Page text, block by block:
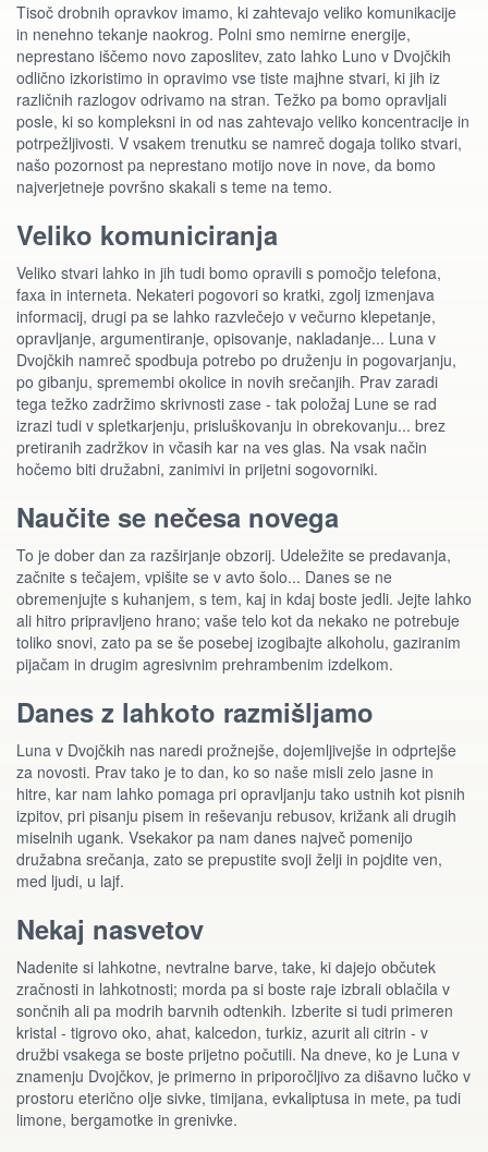
Tisoč drobnih opravkov imamo, ki zahtevajo veliko komunikacije
in nenehno tekanje naokrog. Polni smo nemirne energije,
neprestano iščemo novo zaposlitev, zato lahko Luno v Dvojčkih
odlično izkoristimo in opravimo vse tiste majhne stvari, ki jih iz
različnih razlogov odrivamo na stran. Težko pa bomo opravljali
posle, ki so kompleksni in od nas zahtevajo veliko koncentracije in
potrpežljivosti. V vsakem trenutku se namreč dogaja toliko stvari,
našo pozornost pa neprestano motijo nove in nove, da bomo
najverjetneje površno skakali s teme na temo.
Veliko komuniciranja
Veliko stvari lahko in jih tudi bomo opravili s pomočjo telefona,
faxa in interneta. Nekateri pogovori so kratki, zgolj izmenjava
informacij, drugi pa se lahko razvlečejo v večurno klepetanje,
opravljanje, argumentiranje, opisovanje, nakladanje... Luna v
Dvojčkih namreč spodbuja potrebo po druženju in pogovarjanju,
po gibanju, spremembi okolice in novih srečanjih. Prav zaradi
tega težko zadržimo skrivnosti zase - tak položaj Lune se rad
izrazi tudi v spletkarjenju, prisluškovanju in obrekovanju... brez
pretiranih zadržkov in včasih kar na ves glas. Na vsak način
hočemo biti družabni, zanimivi in prijetni sogovorniki.
Naučite se nečesa novega
To je dober dan za razširjanje obzorij. Udeležite se predavanja,
začnite s tečajem, vpišite se v avto šolo... Danes se ne
obremenjujte s kuhanjem, s tem, kaj in kdaj boste jedli. Jejte lahko
ali hitro pripravljeno hrano; vaše telo kot da nekako ne potrebuje
toliko snovi, zato pa se še posebej izogibajte alkoholu, gaziranim
pijačam in drugim agresivnim prehrambenim izdelkom.
Danes z lahkoto razmišljamo
Luna v Dvojčkih nas naredi prožnejše, dojemljivejše in odprtejše
za novosti. Prav tako je to dan, ko so naše misli zelo jasne in
hitre, kar nam lahko pomaga pri opravljanju tako ustnih kot pisnih
izpitov, pri pisanju pisem in reševanju rebusov, križank ali drugih
miselnih ugank. Vsekakor pa nam danes največ pomenijo
družabna srečanja, zato se prepustite svoji želji in pojdite ven,
med ljudi, u lajf.
Nekaj nasvetov
Nadenite si lahkotne, nevtralne barve, take, ki dajejo občutek
zračnosti in lahkotnosti; morda pa si boste raje izbrali oblačila v
sončnih ali pa modrih barvnih odtenkih. Izberite si tudi primeren
kristal - tigrovo oko, ahat, kalcedon, turkiz, azurit ali citrin - v
družbi vsakega se boste prijetno počutili. Na dneve, ko je Luna v
znamenju Dvojčkov, je primerno in priporočljivo za dišavno lučko v
prostoru eterično olje sivke, timijana, evkaliptusa in mete, pa tudi
limone, bergamotke in grenivke.